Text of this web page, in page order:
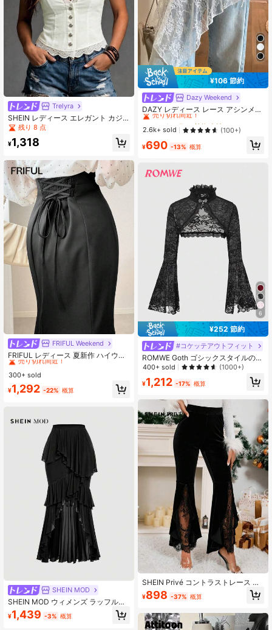
Trelyra
SHEIN レディース エレガント カジ
ュアル 夏用 ホワイト クロップトッ
ト丈
残り 8 点
¥1,318
FRIFUL Weekend
FRIFUL レディース 夏新作 ハイウエ
スト バックドローストリング リボン
スリム ロングスカート
#7 ベストセラー
オフィス 女性のスカート
売り切れ間近！
#7 ベストセラー
売り切れ間近！
#7 ベストセラー
売り切れ間近！
#7 ベストセラー
売り切れ間近！
300+ sold
¥1,292 -22% 概算
SHEIN MOD
SHEIN MOD ウィメンズ ラッフルト
リム レースマーメイドスタイルスカ
ート、オールドマネー、ヒッピー、
¥1,439 -3% 概算
¥106 節約
Dazy Weekend
DAZY レディース レース アシンメト
リーヘム ファッションスカート
#1 ベストセラー
売り切れ間近！
#1 ベストセラー
売り切れ間近！
#1 ベストセラー
売り切れ間近！
#1 ベストセラー
売り切れ間近！
2.6k+ sold (100+)
¥690 -13% 概算
6
¥252 節約
#コケッテアウトフィット
ROMWE Goth ゴシックスタイルのベ
ルスリーブレースオープン前ファッ
400+ sold (1000+)
¥1,212 -17% 概算
SHEIN Privé コントラストレース フ
レアヘム ベルベット フレアレッグパ
ンツ
¥898 -37% 概算